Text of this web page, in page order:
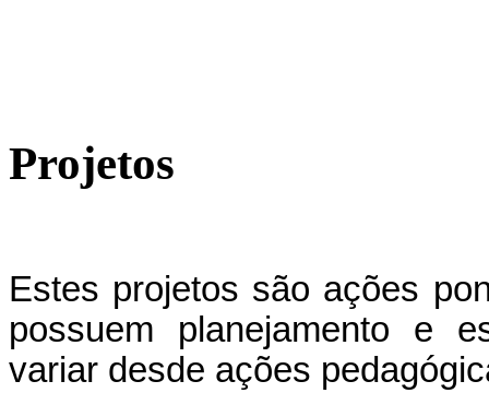
Projetos
Estes projetos são ações
possuem planejamento e
variar desde ações